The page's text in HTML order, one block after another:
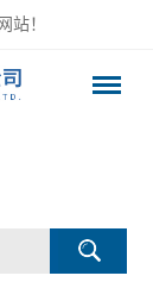
站！